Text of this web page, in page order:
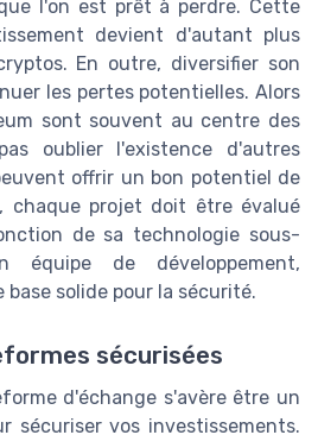
l'on est prêt à perdre. Cette
devient d'autant plus
En outre, diversifier son
les pertes potentielles. Alors
sont souvent au centre des
oublier l'existence d'autres
offrir un bon potentiel de
chaque projet doit être évalué
de sa technologie sous-
de développement,
solide pour la sécurité.
sécurisées
d'échange s'avère être un
sécuriser vos investissements.